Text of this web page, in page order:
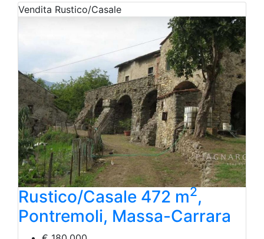
Vendita Rustico/Casale
Rustico/Casale 472 m2,
Pontremoli, Massa-Carrara